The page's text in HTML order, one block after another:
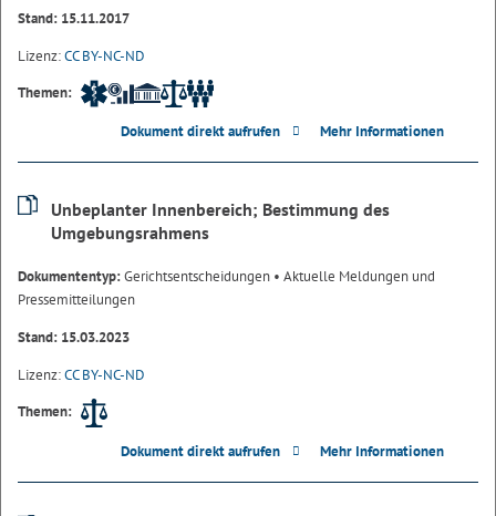
Stand: 15.11.2017
Lizenz:CC BY-NC-ND
Themen:
Dokument direkt aufrufen Mehr Informationen
Unbeplanter Innenbereich; Bestimmung des
Umgebungsrahmens
Dokumententyp:Gerichtsentscheidungen • Aktuelle Meldungen und
Pressemitteilungen
Stand: 15.03.2023
Lizenz:CC BY-NC-ND
Themen:
Dokument direkt aufrufen Mehr Informationen